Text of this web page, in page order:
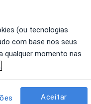
(ou tecnologias
com base nos seus
qualquer momento nas
Aceitar